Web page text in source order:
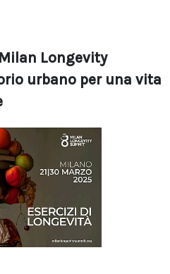
Longevity
urbano per una vita